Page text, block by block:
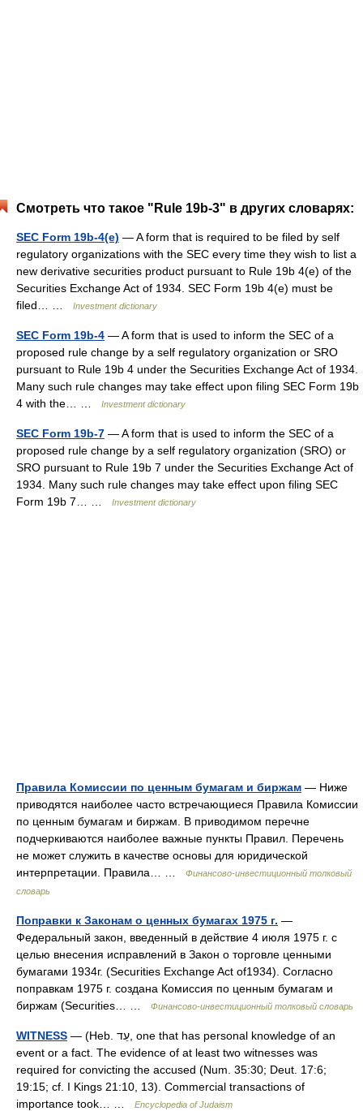
Смотреть что такое "Rule 19b-3" в других словарях:
SEC Form 19b-4(e) — A form that is required to be filed by self
regulatory organizations with the SEC every time they wish to list a
new derivative securities product pursuant to Rule 19b 4(e) of the
Securities Exchange Act of 1934. SEC Form 19b 4(e) must be
filed… …
Investment dictionary
SEC Form 19b-4 — A form that is used to inform the SEC of a
proposed rule change by a self regulatory organization or SRO
pursuant to Rule 19b 4 under the Securities Exchange Act of 1934.
Many such rule changes may take effect upon filing SEC Form 19b
4 with the… …
Investment dictionary
SEC Form 19b-7 — A form that is used to inform the SEC of a
proposed rule change by a self regulatory organization (SRO) or
SRO pursuant to Rule 19b 7 under the Securities Exchange Act of
1934. Many such rule changes may take effect upon filing SEC
Form 19b 7… …
Investment dictionary
Правила Комиссии по ценным бумагам и биржам — Ниже
приводятся наиболее часто встречающиеся Правила Комиссии
по ценным бумагам и биржам. В приводимом перечне
подчеркиваются наиболее важные пункты Правил. Перечень
не может служить в качестве основы для юридической
интерпретации. Правила… …
Финансово-инвестиционный толковый
словарь
Поправки к Законам о ценных бумагах 1975 г. —
Федеральный закон, введенный в действие 4 июля 1975 г. с
целью внесения исправлений в Закон о торговле ценными
бумагами 1934г. (Securities Exchange Act of1934). Согласно
поправкам 1975 г. создана Комиссия по ценным бумагам и
биржам (Securities… …
Финансово-инвестиционный толковый словарь
WITNESS — (Heb. עֵד, one that has personal knowledge of an
event or a fact. The evidence of at least two witnesses was
required for convicting the accused (Num. 35:30; Deut. 17:6;
19:15; cf. I Kings 21:10, 13). Commercial transactions of
importance took… …
Encyclopedia of Judaism